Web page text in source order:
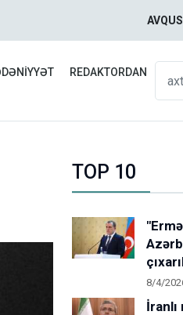
Ermənistana buğda və daş
REDAKTORDAN
TOP 10
8/4/